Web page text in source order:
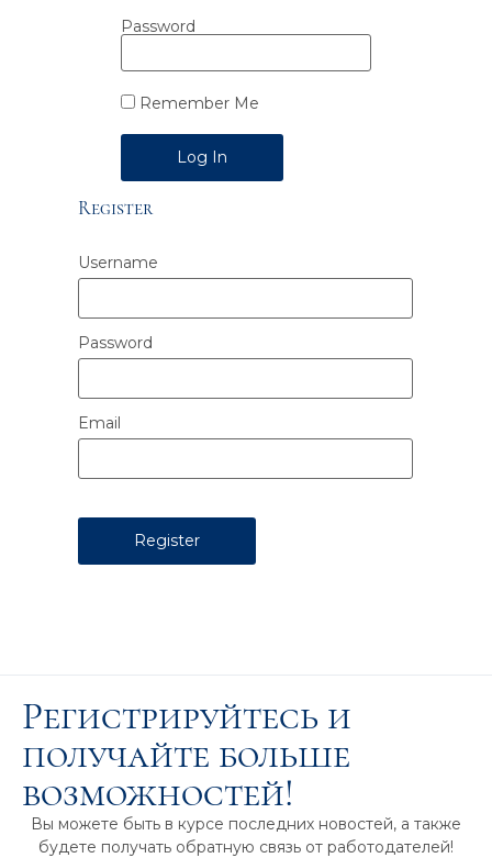
Password
Remember Me
Alternative:
Register
Username
Password
Email
Регистрируйтесь и
получайте больше
возможностей!
Вы можете быть в курсе последних новостей, а также
будете получать обратную связь от работодателей!